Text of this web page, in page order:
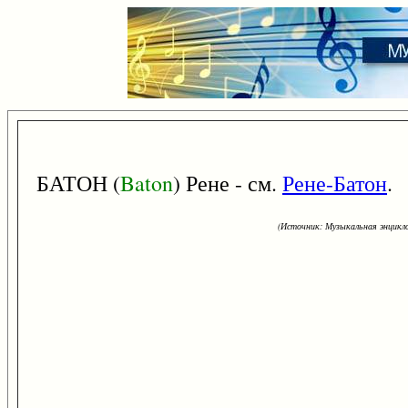
БАТОН (Baton) Рене - см. Рене-Батон.
(Источник: Музыкальная